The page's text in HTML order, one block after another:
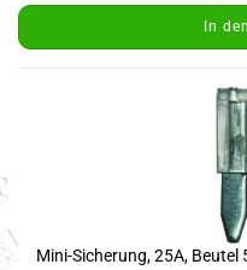
In
Mini-Sicherung, 25A, Beutel